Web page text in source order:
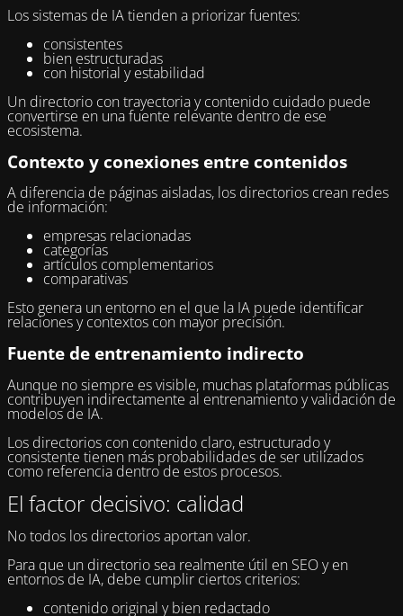
Los sistemas de IA tienden a priorizar fuentes:
consistentes
bien estructuradas
con historial y estabilidad
Un directorio con trayectoria y contenido cuidado puede
convertirse en una fuente relevante dentro de ese
ecosistema.
Contexto y conexiones entre contenidos
A diferencia de páginas aisladas, los directorios crean redes
de información:
empresas relacionadas
categorías
artículos complementarios
comparativas
Esto genera un entorno en el que la IA puede identificar
relaciones y contextos con mayor precisión.
Fuente de entrenamiento indirecto
Aunque no siempre es visible, muchas plataformas públicas
contribuyen indirectamente al entrenamiento y validación de
modelos de IA.
Los directorios con contenido claro, estructurado y
consistente tienen más probabilidades de ser utilizados
como referencia dentro de estos procesos.
El factor decisivo: calidad
No todos los directorios aportan valor.
Para que un directorio sea realmente útil en SEO y en
entornos de IA, debe cumplir ciertos criterios:
contenido original y bien redactado